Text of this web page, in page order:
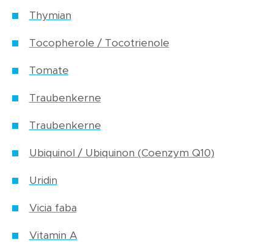
Thymian
Tocopherole / Tocotrienole
Tomate
Traubenkerne
Traubenkerne
Ubiquinol / Ubiquinon (Coenzym Q10)
Uridin
Vicia faba
Vitamin A